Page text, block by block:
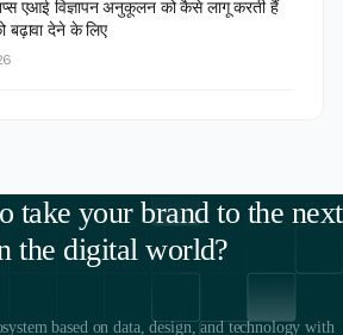
एआई विज्ञापन अनुकूलन को कैसे लागू करती हैं
बढ़ावा देने के लिए
take your brand to the next
the digital world?
based on data, design, and technology with